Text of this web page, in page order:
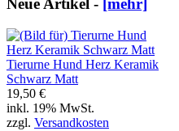
Neue Artikel - [mehr]
Tierurne Hund Herz Keramik
Schwarz Matt
19,50 €
inkl. 19% MwSt.
zzgl. Versandkosten